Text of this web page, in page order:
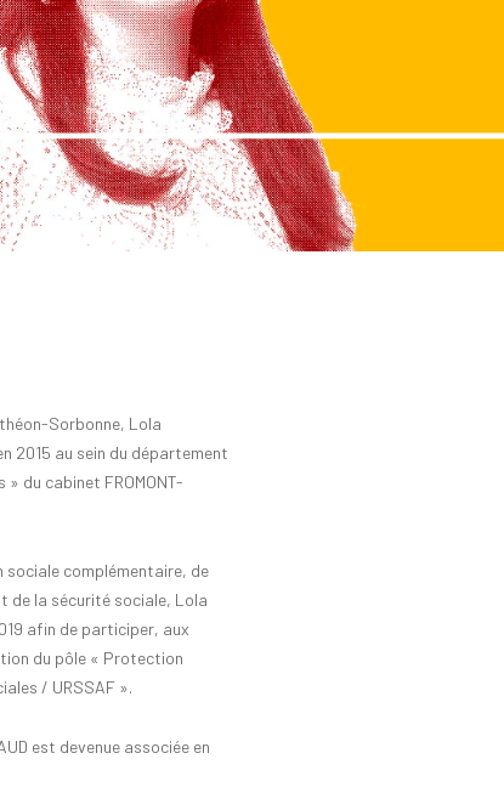
Sorbonne, Lola
2015 au sein du département
du cabinet FROMONT-
complémentaire, de
de la sécurité sociale, Lola
afin de participer, aux
du pôle « Protection
/ URSSAF ».
est devenue associée en